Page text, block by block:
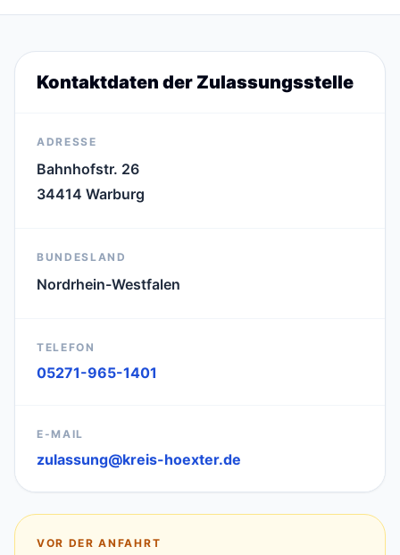
Kontaktdaten der Zulassungsstelle
ADRESSE
Bahnhofstr. 26
34414 Warburg
BUNDESLAND
Nordrhein-Westfalen
TELEFON
05271-965-1401
E-MAIL
zulassung@kreis-hoexter.de
VOR DER ANFAHRT